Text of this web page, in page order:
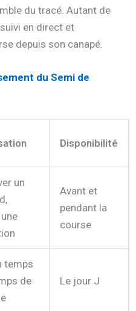
du tracé. Autant de
en direct et
depuis son canapé.
du Semi de
Disponibilité
un
Avant et
pendant la
course
temps
de
Le jour J